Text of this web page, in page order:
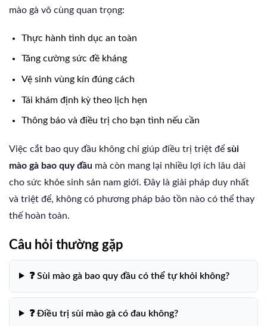
mào gà vô cùng quan trọng:
Thực hành tình dục an toàn
Tăng cường sức đề kháng
Vệ sinh vùng kín đúng cách
Tái khám định kỳ theo lịch hẹn
Thông báo và điều trị cho bạn tình nếu cần
Việc cắt bao quy đầu không chỉ giúp điều trị triệt để sùi
mào gà bao quy đầu mà còn mang lại nhiều lợi ích lâu dài
cho sức khỏe sinh sản nam giới. Đây là giải pháp duy nhất
và triệt để, không có phương pháp bảo tồn nào có thể thay
thế hoàn toàn.
Câu hỏi thường gặp
❓ Sùi mào gà bao quy đầu có thể tự khỏi không?
❓ Điều trị sùi mào gà có đau không?